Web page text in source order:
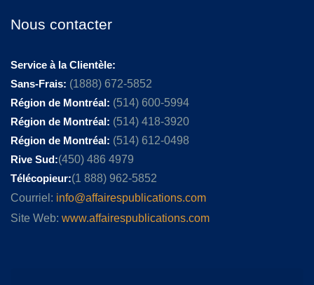
Nous contacter
Service à la Clientèle:
Sans-Frais: (1888) 672-5852
Région de Montréal: (514) 600-5994
Région de Montréal: (514) 418-3920
Région de Montréal: (514) 612-0498
Rive Sud:(450) 486 4979
Télécopieur:(1 888) 962-5852
Courriel: info@affairespublications.com
Site Web: www.affairespublications.com